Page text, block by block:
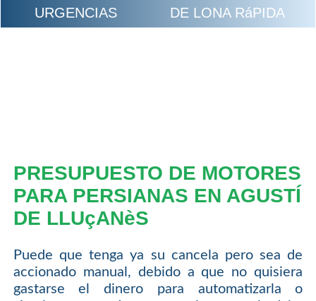
URGENCIAS
DE LONA RáPIDA
PRESUPUESTO DE MOTORES
PARA PERSIANAS EN AGUSTÍ
DE LLUçANèS
Puede que tenga ya su cancela pero sea de
accionado manual, debido a que no quisiera
gastarse el dinero para automatizarla o